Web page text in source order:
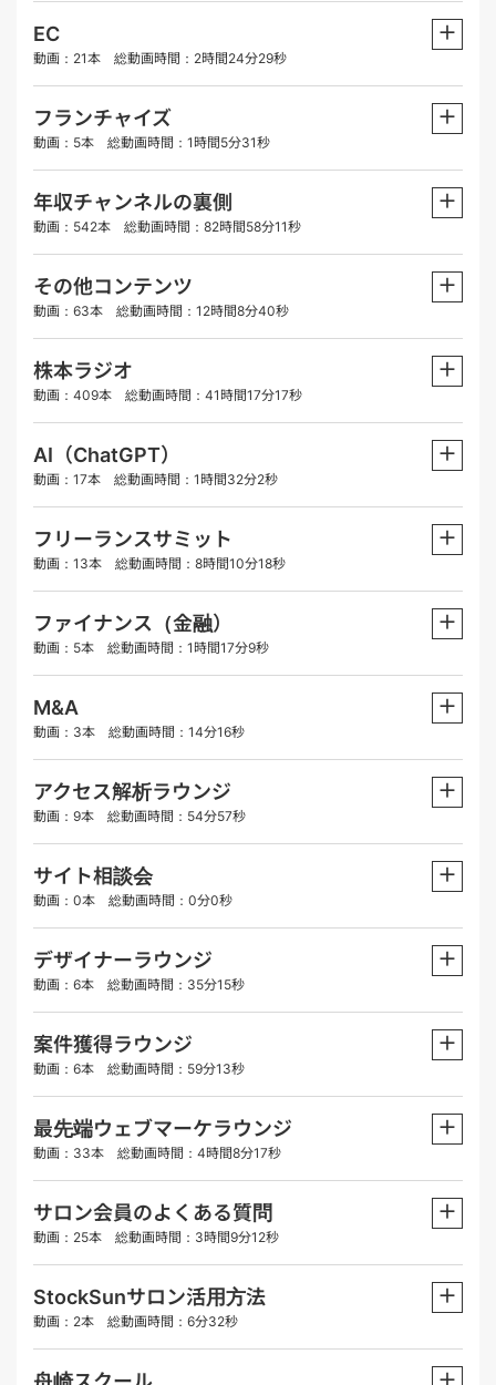
EC
動画：21本 総動画時間：2時間24分29秒
＋
フランチャイズ
動画：5本 総動画時間：1時間5分31秒
＋
年収チャンネルの裏側
動画：542本 総動画時間：82時間58分11秒
＋
その他コンテンツ
動画：63本 総動画時間：12時間8分40秒
＋
株本ラジオ
動画：409本 総動画時間：41時間17分17秒
＋
AI（ChatGPT）
動画：17本 総動画時間：1時間32分2秒
＋
フリーランスサミット
動画：13本 総動画時間：8時間10分18秒
＋
ファイナンス（金融）
動画：5本 総動画時間：1時間17分9秒
＋
M&A
動画：3本 総動画時間：14分16秒
＋
アクセス解析ラウンジ
動画：9本 総動画時間：54分57秒
＋
サイト相談会
動画：0本 総動画時間：0分0秒
＋
デザイナーラウンジ
動画：6本 総動画時間：35分15秒
＋
案件獲得ラウンジ
動画：6本 総動画時間：59分13秒
＋
最先端ウェブマーケラウンジ
動画：33本 総動画時間：4時間8分17秒
＋
サロン会員のよくある質問
動画：25本 総動画時間：3時間9分12秒
＋
StockSunサロン活用方法
動画：2本 総動画時間：6分32秒
＋
＋